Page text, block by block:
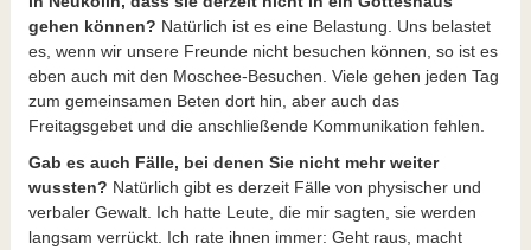
gehen können? Natürlich ist es eine Belastung. Uns belastet
es, wenn wir unsere Freunde nicht besuchen können, so ist es
eben auch mit den Moschee-Besuchen. Viele gehen jeden Tag
zum gemeinsamen Beten dort hin, aber auch das
Freitagsgebet und die anschließende Kommunikation fehlen.
Gab es auch Fälle, bei denen Sie nicht mehr weiter
wussten? Natürlich gibt es derzeit Fälle von physischer und
verbaler Gewalt. Ich hatte Leute, die mir sagten, sie werden
langsam verrückt. Ich rate ihnen immer: Geht raus, macht